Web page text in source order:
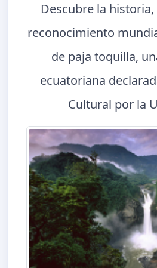
Descubre la
reconocimiento
de paja toquilla,
ecuatoriana
Cultural por la